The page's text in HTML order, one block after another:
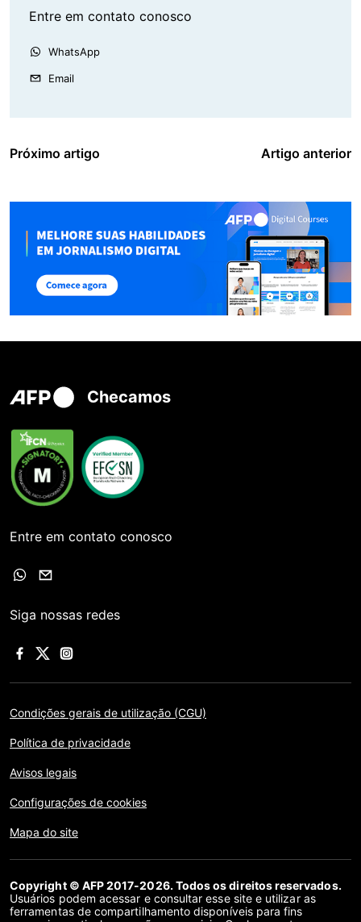
Entre em contato conosco
WhatsApp
Email
Próximo artigo Artigo anterior
Checamos
Entre em contato conosco
Siga nossas redes
Condições gerais de utilização (CGU)
Política de privacidade
Avisos legais
Configurações de cookies
Mapa do site
Copyright © AFP 2017-2026. Todos os direitos reservados.
Usuários podem acessar e consultar esse site e utilizar as
ferramentas de compartilhamento disponíveis para fins